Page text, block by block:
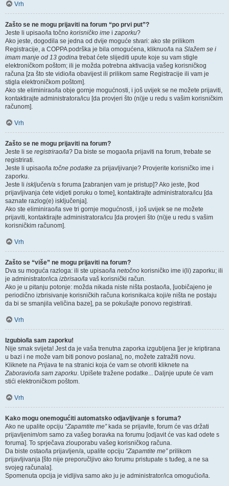
Vrh
Zašto se ne mogu prijaviti na forum “po prvi put”?
Jeste li upisao/la točno korisničko ime i zaporku?
Ako jeste, dogodila se jedna od dvije moguće stvari: ako ste prilikom
Registracije, a COPPA podrška je bila omogućena, kliknuo/la na Slažem se i
imam manje od 13 godina trebat ćete slijediti upute koje su vam stigle
elektroničkom poštom; ili je možda potrebna aktivacija vašeg korisničkog
računa [za što ste vidio/la obavijest ili prilikom same Registracije ili vam je
stigla elektroničkom poštom].
Ako ste eliminirao/la obje gornje mogućnosti, i još uvijek se ne možete prijaviti,
kontaktirajte administratora/icu [da provjeri što (ni)je u redu s vašim korisničkim
računom].
Vrh
Zašto se ne mogu prijaviti na forum?
Jeste li se registrirao/la? Da biste se mogao/la prijaviti na forum, trebate se
registrirati.
Jeste li upisao/la točne podatke za prijavljivanje? Provjerite korisničko ime i
zaporku.
Jeste li isključen/a s foruma [zabranjen vam je pristup]? Ako jeste, [kod
prijavljivanja ćete vidjeti poruku o tome], kontaktirajte administratora/icu [da
saznate razlog(e) isključenja].
Ako ste eliminirao/la sve tri gornje mogućnosti, i još uvijek se ne možete
prijaviti, kontaktirajte administratora/icu [da provjeri što (ni)je u redu s vašim
korisničkim računom].
Vrh
Zašto se “više” ne mogu prijaviti na forum?
Dva su moguća razloga: ili ste upisao/la netočno korisničko ime i(li) zaporku; ili
je administrator/ica izbrisao/la vaš korisnički račun.
Ako je u pitanju potonje: možda nikada niste ništa postao/la, [uobičajeno je
periodično izbrisivanje korisničkih računa korisnika/ca koji/e ništa ne postaju
da bi se smanjila veličina baze], pa se pokušajte ponovo registrirati.
Vrh
Izgubio/la sam zaporku!
Nije smak svijeta! Jest da je vaša trenutna zaporka izgubljena [jer je kriptirana
u bazi i ne može vam biti ponovo poslana], no, možete zatražiti novu.
Kliknete na Prijava te na stranici koja će vam se otvoriti kliknete na
Zaboravio/la sam zaporku. Upišete tražene podatke... Daljnje upute će vam
stići elektroničkom poštom.
Vrh
Kako mogu onemogućiti automatsko odjavljivanje s foruma?
Ako ne upalite opciju “Zapamtite me”kada se prijavite, forum će vas držati
prijavljenim/om samo za vašeg boravka na forumu [odjavit će vas kad odete s
foruma]. To sprječava zlouporabu vašeg korisničkog računa.
Da biste ostao/la prijavljen/a, upalite opciju “Zapamtite me”prilikom
prijavljivanja [što nije preporučljivo ako forumu pristupate s tuđeg, a ne sa
svojeg računala].
Spomenuta opcija je vidljiva samo ako ju je administrator/ica omogućio/la.